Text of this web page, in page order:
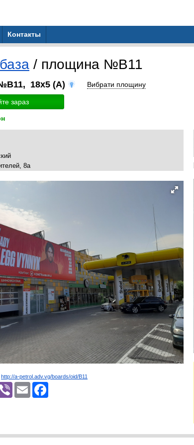
Контакты
/ площина №B11
18x5 (A) Вибрати площину
зараз
8а
http://a-petrol.adv.vg/boards/oid/B11
Viber Email